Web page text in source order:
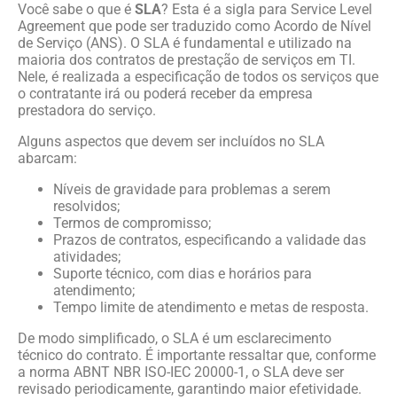
Você sabe o que é SLA? Esta é a sigla para Service Level
Agreement que pode ser traduzido como Acordo de Nível
de Serviço (ANS). O SLA é fundamental e utilizado na
maioria dos contratos de prestação de serviços em TI.
Nele, é realizada a especificação de todos os serviços que
o contratante irá ou poderá receber da empresa
prestadora do serviço.
Alguns aspectos que devem ser incluídos no SLA
abarcam:
Níveis de gravidade para problemas a serem
resolvidos;
Termos de compromisso;
Prazos de contratos, especificando a validade das
atividades;
Suporte técnico, com dias e horários para
atendimento;
Tempo limite de atendimento e metas de resposta.
De modo simplificado, o SLA é um esclarecimento
técnico do contrato. É importante ressaltar que, conforme
a norma ABNT NBR ISO-IEC 20000-1, o SLA deve ser
revisado periodicamente, garantindo maior efetividade.